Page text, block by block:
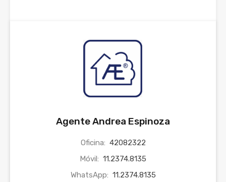
Agente Andrea Espinoza
Oficina: 42082322
Móvil: 11.2374.8135
WhatsApp: 11.2374.8135